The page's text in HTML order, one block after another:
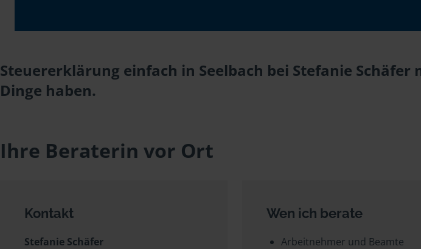
Steuererklärung einfach in Seelbach bei Stefanie
Dinge haben.
Ihre Beraterin vor Ort
Kontakt
Stefanie Schäfer
Wen ich berate
Arbeitnehmer und Beamte